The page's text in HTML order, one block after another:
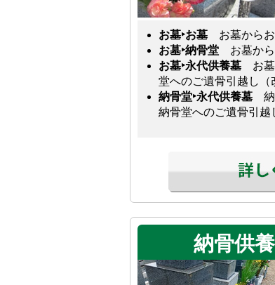
お墓‣お墓 お墓からお
お墓‣納骨堂 お墓から
お墓‣永代供養墓 お墓
堂へのご遺骨引越し（
納骨堂‣永代供養墓 納
納骨堂へのご遺骨引越
納骨供